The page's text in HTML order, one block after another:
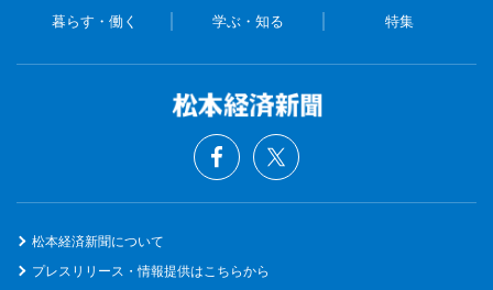
暮らす・働く 学ぶ・知る 特集
松本経済新聞について
プレスリリース・情報提供はこちらから